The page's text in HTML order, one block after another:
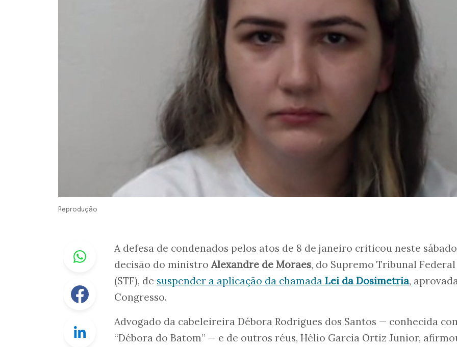
Reprodução
Whastapp
Facebook
Linkedin
A defesa de condenados pelos atos de 8 de janeiro criticou neste
decisão do ministro Alexandre de Moraes, do Supremo Tribunal Federal
(STF), de suspender a aplicação da chamada Lei da Dosimetria,
Congresso.
Advogado da cabeleireira Débora Rodrigues dos Santos — conhecida
“Débora do Batom” — e de outros réus, Hélio Garcia Ortiz Junior,